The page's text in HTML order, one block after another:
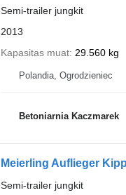
Semi-trailer jungkit
2013
Kapasitas muat 29.560 kg
Polandia, Ogrodzieniec
Betoniarnia Kaczmarek
Meierling Auflieger
Semi-trailer jungkit